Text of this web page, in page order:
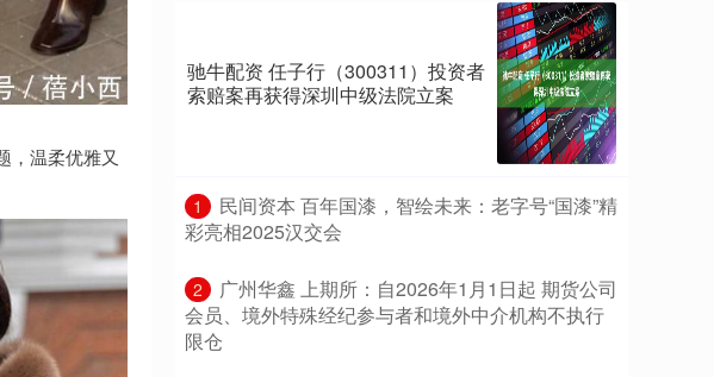
，温柔优雅又
驰牛配资 任子行（300311）投资者
索赔案再获得深圳中级法院立案
1
​民间资本 百年国漆，智绘未来：老字号“国漆”精
彩亮相2025汉交会
2
​广州华鑫 上期所：自2026年1月1日起 期货公司
会员、境外特殊经纪参与者和境外中介机构不执行
限仓